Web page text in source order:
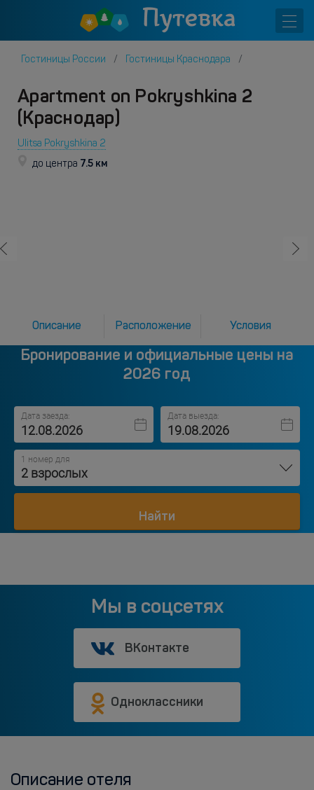
Гостиницы России Гостиницы Краснодара
Apartment on Pokryshkina 2
(Краснодар)
Ulitsa Pokryshkina 2
до центра 7.5 км
Описание Расположение Условия
Бронирование и официальные цены на
2026 год
Дата заезда: Дата выезда:
1 номер для
2 взрослых
Найти
Мы в соцсетях
ВКонтакте
Одноклассники
Описание отеля